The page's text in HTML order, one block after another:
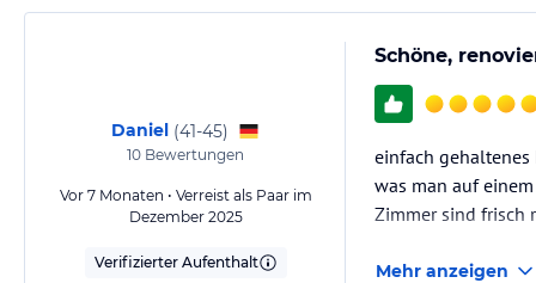
Daniel (41-45)
10 Bewertungen
Vor 7 Monaten • Verreist als Paar im
Dezember 2025
Verifizierter Aufenthalt
Schöne,
einfach
was man auf
Zimmer sind frisch
Mehr anzeigen